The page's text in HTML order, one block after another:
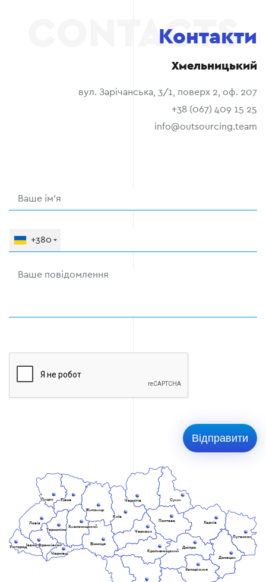
Львів
Луцьк Рівне
Вінниця
Хмельницький
Житомир
Чернівці
УжгородІвано-Франківськ
Тернопіль
Київ
Чернігів Суми
Полтава Харків
Луганськ
Донецьк
Дніпро
Черкаси
Кропивницький
Запоріжжя
Контакти
Хмельницький
вул. Зарічанська, 3/1, поверх 2, оф. 207
+38 (067) 409 15 25
info@outsourcing.team
+380